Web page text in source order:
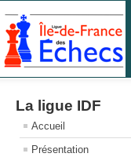
La ligue IDF
Accueil
Présentation